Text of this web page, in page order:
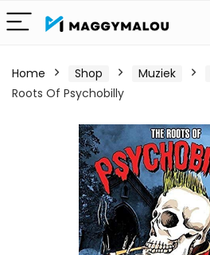
Home Shop Muziek
Roots Of Psychobilly